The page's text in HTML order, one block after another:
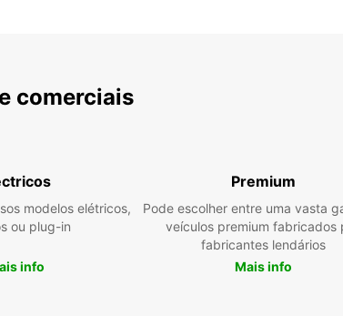
para
luxo
A
comerciais
modelos elétricos,
ou plug-in
info
Premium
Pode escolher entre uma vasta
veículos premium fabricados
fabricantes lendários
Mais info